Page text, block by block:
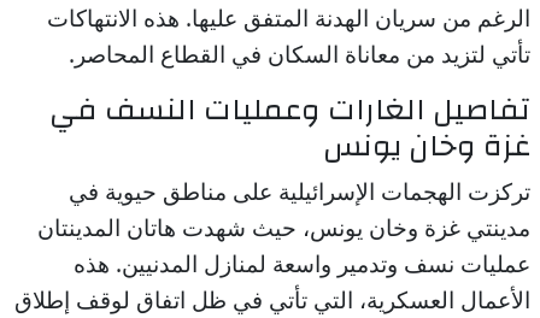
الرغم من سريان الهدنة المتفق عليها. هذه الانتهاكات
تأتي لتزيد من معاناة السكان في القطاع المحاصر.
تفاصيل الغارات وعمليات النسف في
غزة وخان يونس
تركزت الهجمات الإسرائيلية على مناطق حيوية في
مدينتي غزة وخان يونس، حيث شهدت هاتان المدينتان
عمليات نسف وتدمير واسعة لمنازل المدنيين. هذه
الأعمال العسكرية، التي تأتي في ظل اتفاق لوقف إطلاق